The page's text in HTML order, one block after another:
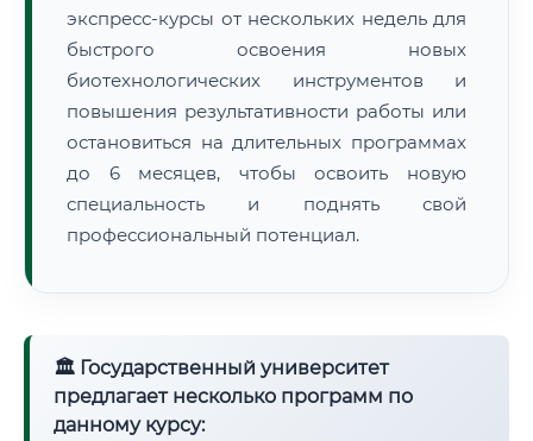
экспресс-курсы от нескольких недель для
быстрого освоения новых
биотехнологических инструментов и
повышения результативности работы или
остановиться на длительных программах
до 6 месяцев, чтобы освоить новую
специальность и поднять свой
профессиональный потенциал.
🏛 Государственный университет
предлагает несколько программ по
данному курсу: